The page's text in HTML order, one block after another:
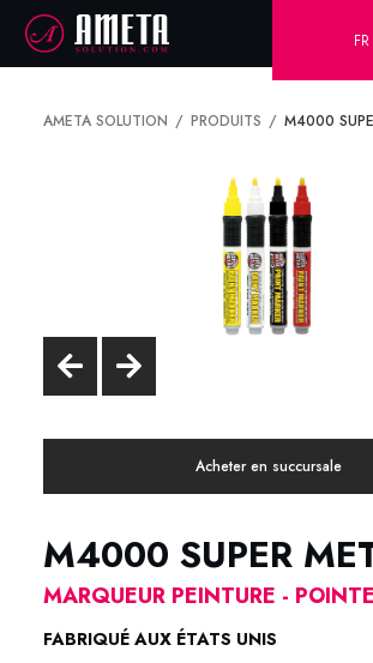
FR
AMETA SOLUTION PRODUITS M4000
Acheter en succursale
M4000 SUPER
MARQUEUR PEINTURE -
FABRIQUÉ AUX ÉTATS UNIS